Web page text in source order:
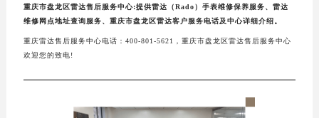
重庆市盘龙区雷达售后服务中心:提供雷达（Rado）手表维修保养服务、雷达
维修网点地址查询服务、重庆市盘龙区雷达客户服务电话及中心详细介绍。
重庆雷达售后服务中心电话：400-801-5621，重庆市盘龙区雷达售后服务中心
欢迎您的致电!